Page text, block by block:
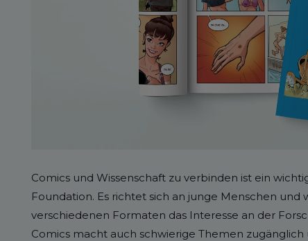
Comics und Wissenschaft zu verbinden ist ein
Foundation. Es richtet sich an junge Menschen
verschiedenen Formaten das Interesse an der
Comics macht auch schwierige Themen